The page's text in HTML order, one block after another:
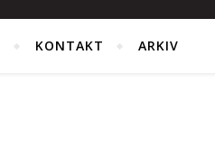
KONTAKT ARKIV